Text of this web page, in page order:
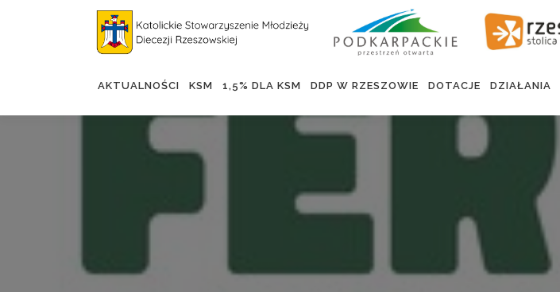
AKTUALNOŚCI KSM 1,5% DLA KSM DDP W RZESZOWIE DOTACJE DZIAŁANIA